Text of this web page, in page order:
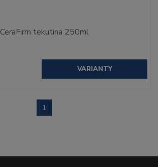
CeraFirm tekutina 250ml
VARIANTY
1